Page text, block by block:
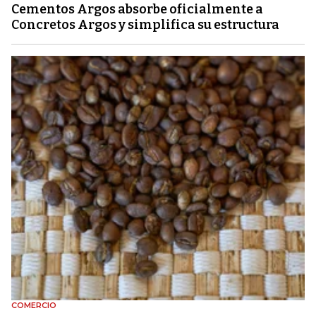
Cementos Argos absorbe oficialmente a
Concretos Argos y simplifica su estructura
COMERCIO